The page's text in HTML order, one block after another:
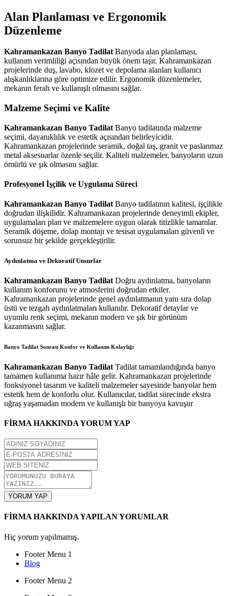
Alan Planlaması ve Ergonomik
Düzenleme
Kahramankazan Banyo TadilatBanyoda alan planlaması,
kullanım verimliliği açısından büyük önem taşır. Kahramankazan
projelerinde duş, lavabo, klozet ve depolama alanları kullanıcı
alışkanlıklarına göre optimize edilir. Ergonomik düzenlemeler,
mekanın ferah ve kullanışlı olmasını sağlar.
Malzeme Seçimi ve Kalite
Kahramankazan Banyo Tadilat Banyo tadilatında malzeme
seçimi, dayanıklılık ve estetik açısından belirleyicidir.
Kahramankazan projelerinde seramik, doğal taş, granit ve paslanmaz
metal aksesuarlar özenle seçilir. Kaliteli malzemeler, banyoların uzun
ömürlü ve şık olmasını sağlar.
Profesyonel İşçilik ve Uygulama Süreci
Kahramankazan Banyo Tadilat Banyo tadilatının kalitesi, işçilikle
doğrudan ilişkilidir. Kahramankazan projelerinde deneyimli ekipler,
uygulamaları plan ve malzemelere uygun olarak titizlikle tamamlar.
Seramik döşeme, dolap montajı ve tesisat uygulamaları güvenli ve
sorunsuz bir şekilde gerçekleştirilir.
Aydınlatma ve Dekoratif Unsurlar
Kahramankazan Banyo Tadilat Doğru aydınlatma, banyoların
kullanım konforunu ve atmosferini doğrudan etkiler.
Kahramankazan projelerinde genel aydınlatmanın yanı sıra dolap
üstü ve tezgah aydınlatmaları kullanılır. Dekoratif detaylar ve
uyumlu renk seçimi, mekanın modern ve şık bir görünüm
kazanmasını sağlar.
Banyo Tadilat Sonrası Konfor ve Kullanım Kolaylığı
Kahramankazan Banyo Tadilat Tadilat tamamlandığında banyo
tamamen kullanıma hazır hâle gelir. Kahramankazan projelerinde
fonksiyonel tasarım ve kaliteli malzemeler sayesinde banyolar hem
estetik hem de konforlu olur. Kullanıcılar, tadilat sürecinde ekstra
uğraş yaşamadan modern ve kullanışlı bir banyoya kavuşur
FİRMA HAKKINDA YORUM YAP
YORUM YAP
FİRMA HAKKINDA YAPILAN YORUMLAR
Hiç yorum yapılmamış.
Footer Menu 1
Blog
Footer Menu 2